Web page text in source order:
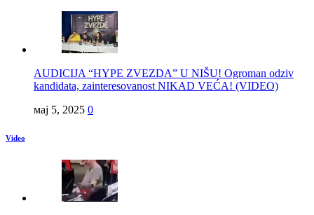
AUDICIJA “HYPE ZVEZDA” U NIŠU! Ogroman odziv
kandidata, zainteresovanost NIKAD VEĆA! (VIDEO)
мај 5, 2025 0
Video